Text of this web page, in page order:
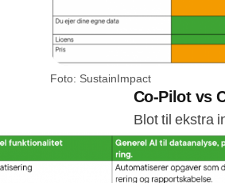
Foto: SustainImpact
Co-Pilot vs
Blot til ekstra